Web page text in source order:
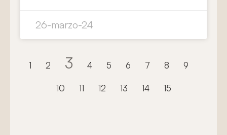
26-marzo-24
1 2 3 4 5 6 7 8 9
10 11 12 13 14 15